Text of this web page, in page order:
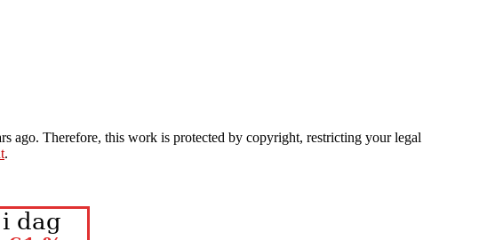
ago. Therefore, this work is protected by copyright, restricting your legal
.